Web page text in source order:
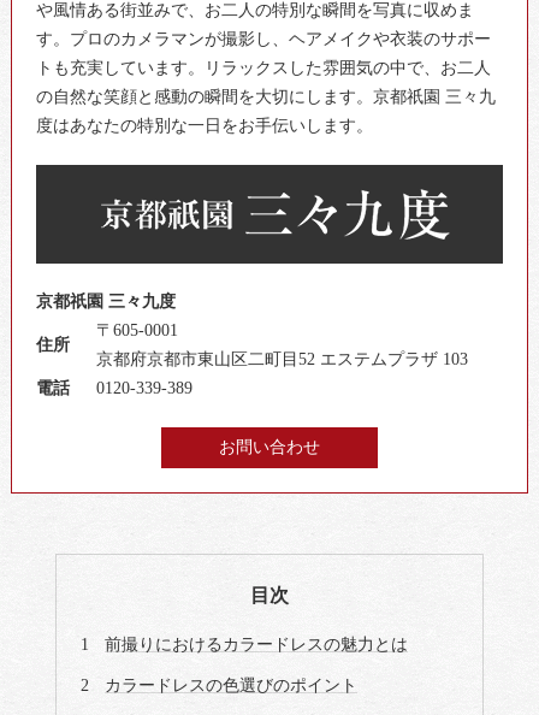
や風情ある街並みで、お二人の特別な瞬間を写真に収めま
す。プロのカメラマンが撮影し、ヘアメイクや衣装のサポー
トも充実しています。リラックスした雰囲気の中で、お二人
の自然な笑顔と感動の瞬間を大切にします。京都祇園 三々九
度はあなたの特別な一日をお手伝いします。
京都祇園 三々九度
住所
〒605-0001
京都府京都市東山区二町目52 エステムプラザ 103
電話
0120-339-389
お問い合わせ
目次
前撮りにおけるカラードレスの魅力とは
カラードレスの色選びのポイント